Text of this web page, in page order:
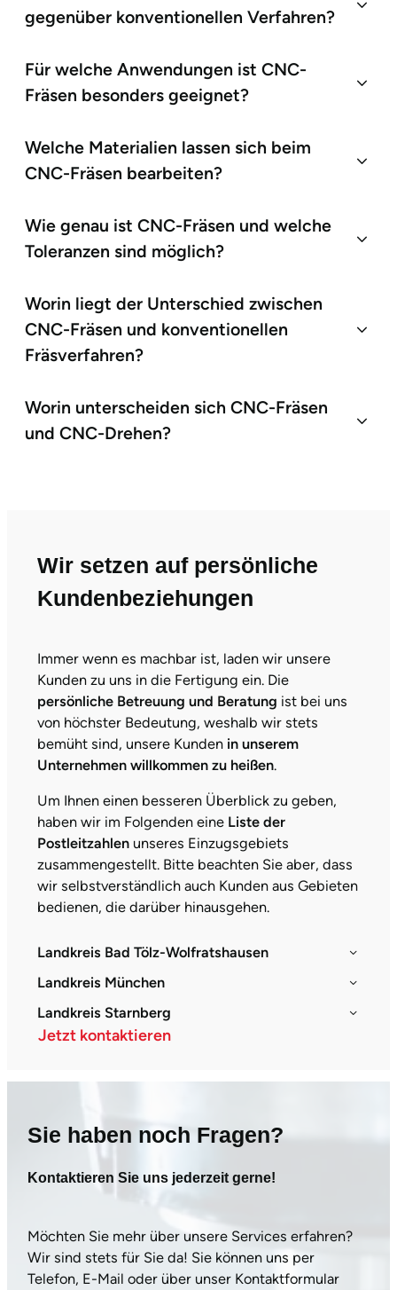
gegenüber konventionellen Verfahren?
Für welche Anwendungen ist CNC-
Fräsen besonders geeignet?
Welche Materialien lassen sich beim
CNC-Fräsen bearbeiten?
Wie genau ist CNC-Fräsen und welche
Toleranzen sind möglich?
Worin liegt der Unterschied zwischen
CNC-Fräsen und konventionellen
Fräsverfahren?
Worin unterscheiden sich CNC-Fräsen
und CNC-Drehen?
Wir setzen auf persönliche
Kundenbeziehungen
Immer wenn es machbar ist, laden wir unsere
Kunden zu uns in die Fertigung ein. Die
persönliche Betreuung und Beratung ist bei uns
von höchster Bedeutung, weshalb wir stets
bemüht sind, unsere Kunden in unserem
Unternehmen willkommen zu heißen.
Um Ihnen einen besseren Überblick zu geben,
haben wir im Folgenden eine Liste der
Postleitzahlen unseres Einzugsgebiets
zusammengestellt. Bitte beachten Sie aber, dass
wir selbstverständlich auch Kunden aus Gebieten
bedienen, die darüber hinausgehen.
Landkreis Bad Tölz-Wolfratshausen
Landkreis München
Landkreis Starnberg
Jetzt kontaktieren
Sie haben noch Fragen?
Kontaktieren Sie uns jederzeit gerne!
Möchten Sie mehr über unsere Services erfahren?
Wir sind stets für Sie da! Sie können uns per
Telefon, E-Mail oder über unser Kontaktformular